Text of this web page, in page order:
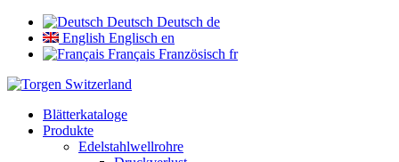
Deutsch Deutsch de
English Englisch en
Français Französisch fr
Blätterkataloge
Produkte
Edelstahlwellrohre